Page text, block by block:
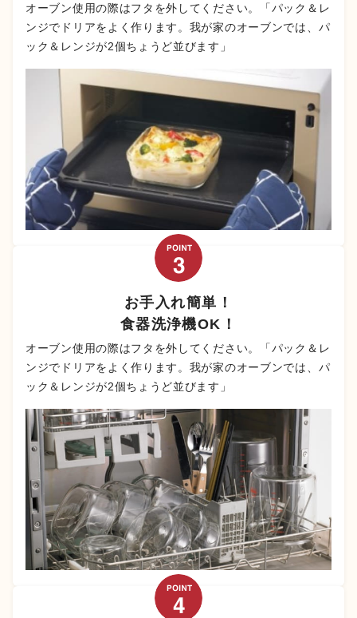
オーブン使用の際はフタを外してください。「パック＆レ
ンジでドリアをよく作ります。我が家のオーブンでは、パ
ック＆レンジが2個ちょうど並びます」
お手入れ簡単！
食器洗浄機OK！
オーブン使用の際はフタを外してください。「パック＆レ
ンジでドリアをよく作ります。我が家のオーブンでは、パ
ック＆レンジが2個ちょうど並びます」